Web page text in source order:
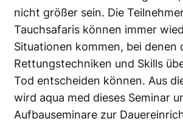
nicht größer sein. Die
Tauchsafaris können immer
Situationen kommen, bei denen
Rettungstechniken und Skills
Tod entscheiden können. Aus
wird aqua med dieses Seminar
Aufbauseminare zur